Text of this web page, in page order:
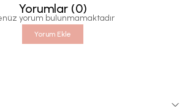
Yorumlar(0)
yorum bulunmamaktadır
Yorum Ekle